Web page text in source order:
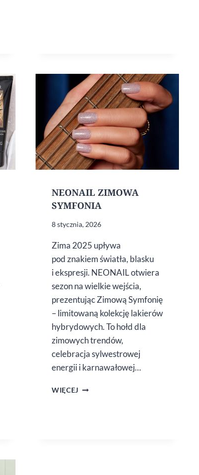
NEONAIL ZIMOWA
SYMFONIA
8 stycznia, 2026
Zima 2025 upływa
pod znakiem światła, blasku
i ekspresji. NEONAIL otwiera
sezon na wielkie wejścia,
prezentując Zimową Symfonię
– limitowaną kolekcję lakierów
hybrydowych. To hołd dla
zimowych trendów,
celebracja sylwestrowej
energii i karnawałowej…
WIĘCEJ NEONAIL